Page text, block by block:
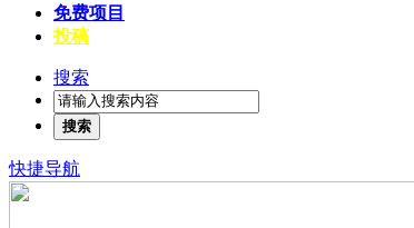
免费项目
投稿
搜索
搜索
快捷导航